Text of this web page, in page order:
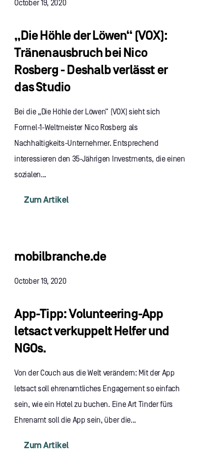
October 19, 2020
„Die Höhle der Löwen“ (VOX):
Tränenausbruch bei Nico
Rosberg - Deshalb verlässt er
das Studio
Bei die „Die Höhle der Löwen“ (VOX) sieht sich
Formel-1-Weltmeister Nico Rosberg als
Nachhaltigkeits-Unternehmer. Entsprechend
interessieren den 35-Jährigen Investments, die einen
sozialen...
Zum Artikel
mobilbranche.de
October 19, 2020
App-Tipp: Volunteering-App
letsact verkuppelt Helfer und
NGOs.
Von der Couch aus die Welt verändern: Mit der App
letsact soll ehrenamtliches Engagement so einfach
sein, wie ein Hotel zu buchen. Eine Art Tinder fürs
Ehrenamt soll die App sein, über die...
Zum Artikel